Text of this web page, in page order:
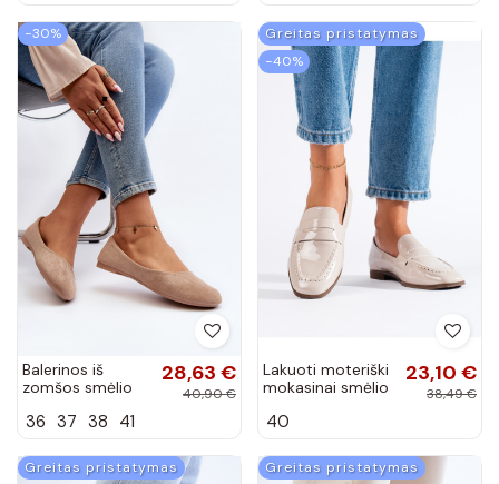
−30%
Balerinos iš
zomšos smėlio
28,63 €
40,90 €
36 37 38 41
Greitas pristatymas
−40%
Lakuoti moteriški
mokasinai smėlio
23,10 €
38,49 €
40
Greitas pristatymas
Greitas pristatymas